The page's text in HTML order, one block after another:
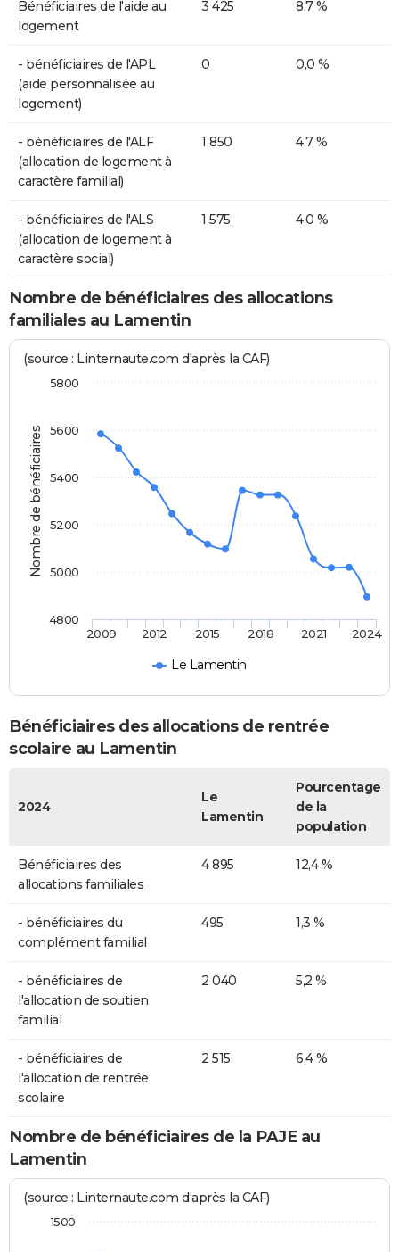
Bénéficiaires de l'aide au
logement
3 425 8,7 %
- bénéficiaires de l'APL
(aide personnalisée au
logement)
0 0,0 %
- bénéficiaires de l'ALF
(allocation de logement à
caractère familial)
1 850 4,7 %
- bénéficiaires de l'ALS
(allocation de logement à
caractère social)
1 575 4,0 %
Nombre de bénéficiaires des allocations
familiales au Lamentin
Nombre de bénéficiaires
(source : Linternaute.com d'après la CAF)
Le Lamentin
2009 2012 2015 2018 2021 2024
4800
5000
5200
5400
5600
5800
Bénéficiaires des allocations de rentrée
scolaire au Lamentin
2024
Le
Lamentin
Pourcentage
de la
population
Bénéficiaires des
allocations familiales
4 895 12,4 %
- bénéficiaires du
complément familial
495 1,3 %
- bénéficiaires de
l'allocation de soutien
familial
2 040 5,2 %
- bénéficiaires de
l'allocation de rentrée
scolaire
2 515 6,4 %
Nombre de bénéficiaires de la PAJE au
Lamentin
(source : Linternaute.com d'après la CAF)
1500